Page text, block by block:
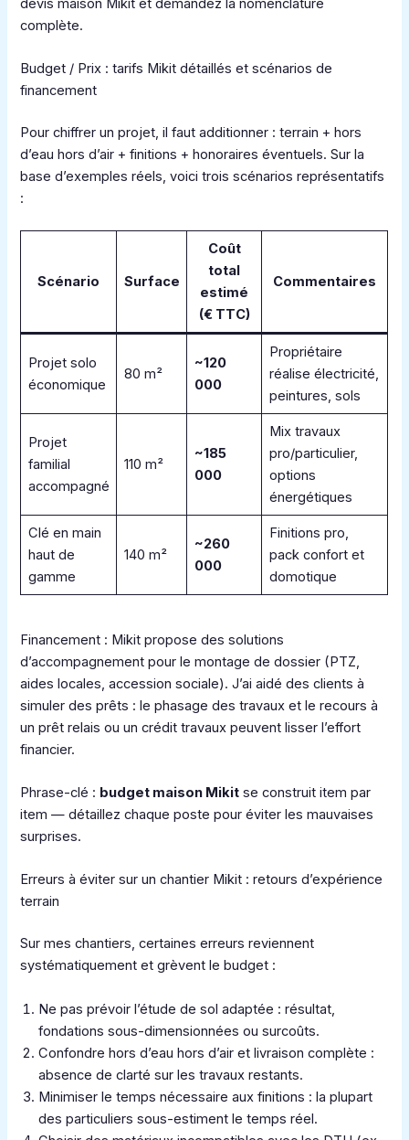
devis maison Mikit et demandez la nomenclature
complète.
Budget / Prix : tarifs Mikit détaillés et scénarios de
financement
Pour chiffrer un projet, il faut additionner : terrain + hors
d’eau hors d’air + finitions + honoraires éventuels. Sur la
base d’exemples réels, voici trois scénarios représentatifs
:
Scénario Surface
Coût
total
estimé
(€ TTC)
Commentaires
Projet solo
économique
80 m²
~120
000
Propriétaire
réalise électricité,
peintures, sols
Projet
familial
accompagné
110 m²
~185
000
Mix travaux
pro/particulier,
options
énergétiques
Clé en main
haut de
gamme
140 m²
~260
000
Finitions pro,
pack confort et
domotique
Financement : Mikit propose des solutions
d’accompagnement pour le montage de dossier (PTZ,
aides locales, accession sociale). J’ai aidé des clients à
simuler des prêts : le phasage des travaux et le recours à
un prêt relais ou un crédit travaux peuvent lisser l’effort
financier.
Phrase-clé : budget maison Mikit se construit item par
item — détaillez chaque poste pour éviter les mauvaises
surprises.
Erreurs à éviter sur un chantier Mikit : retours d’expérience
terrain
Sur mes chantiers, certaines erreurs reviennent
systématiquement et grèvent le budget :
Ne pas prévoir l’étude de sol adaptée : résultat,
fondations sous-dimensionnées ou surcoûts.
Confondre hors d’eau hors d’air et livraison complète :
absence de clarté sur les travaux restants.
Minimiser le temps nécessaire aux finitions : la plupart
des particuliers sous-estiment le temps réel.